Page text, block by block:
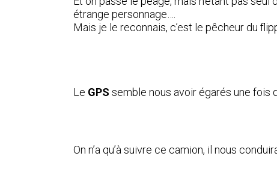
étrange personnage….
Mais je le reconnais, c’est le pêcheur du
Le GPS semble nous avoir égarés une fois
On n’a qu’à suivre ce camion, il nous